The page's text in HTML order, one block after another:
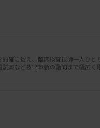
的確に捉え、臨床検査技師一人ひ
薬など技術革新の動向まで幅広く